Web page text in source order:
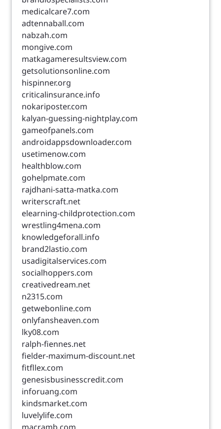
medicalcare7.com
adtennaball.com
nabzah.com
mongive.com
matkagameresultsview.com
getsolutionsonline.com
hispinner.org
criticalinsurance.info
nokariposter.com
kalyan-guessing-nightplay.com
gameofpanels.com
androidappsdownloader.com
usetimenow.com
healthblow.com
gohelpmate.com
rajdhani-satta-matka.com
writerscraft.net
elearning-childprotection.com
wrestling4mena.com
knowledgeforall.info
brand2lastio.com
usadigitalservices.com
socialhoppers.com
creativedream.net
n2315.com
getwebonline.com
onlyfansheaven.com
lky08.com
ralph-fiennes.net
fielder-maximum-discount.net
fitfllex.com
genesisbusinesscredit.com
inforuang.com
kindsmarket.com
luvelylife.com